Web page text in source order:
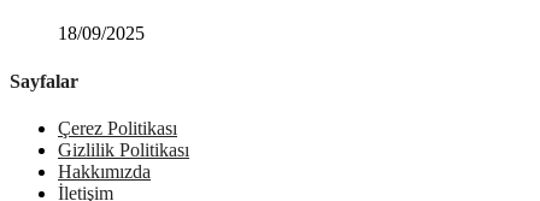
18/09/2025
Sayfalar
Çerez Politikası
Gizlilik Politikası
Hakkımızda
İletişim